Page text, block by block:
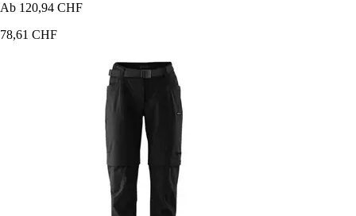
Ab 120,94 CHF
78,61 CHF